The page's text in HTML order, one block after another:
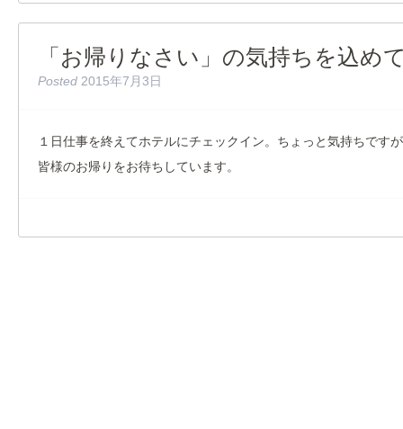
「お帰りなさい」の気持ちを込め
Posted 2015年7月3日
１日仕事を終えてホテルにチェックイン。ちょっと気持ちで
皆様のお帰りをお待ちしています。